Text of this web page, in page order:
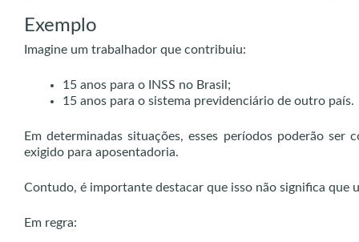
Exemplo
Imagine um trabalhador que contribuiu:
15 anos para o INSS no Brasil;
15 anos para o sistema previdenciário de outro país.
Em determinadas situações, esses períodos poderão
exigido para aposentadoria.
Contudo, é importante destacar que isso não significa que
Em regra: